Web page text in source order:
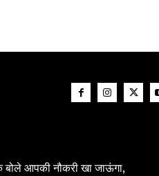
बोले आपकी नौकरी खा जाऊंगा,